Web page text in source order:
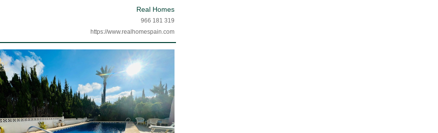
Real Homes
966 181 319
https://www.realhomespain.com